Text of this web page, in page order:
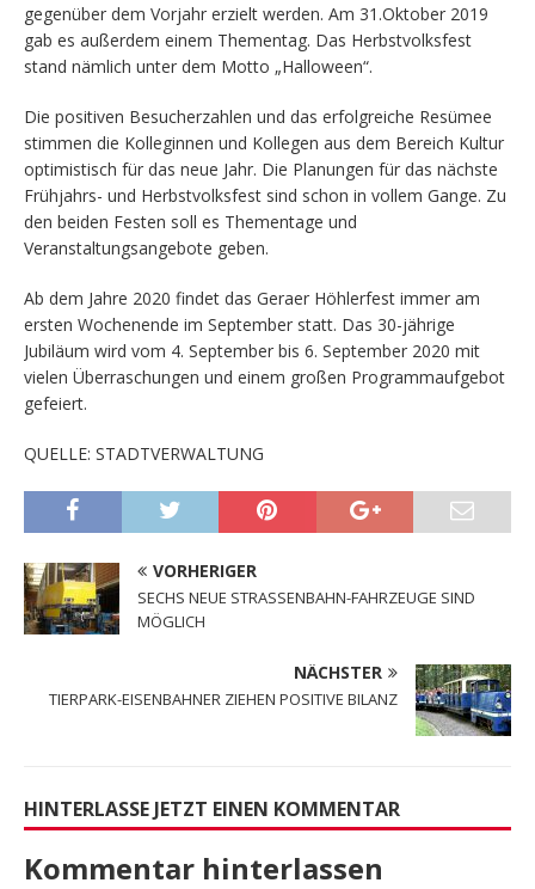
gegenüber dem Vorjahr erzielt werden. Am 31.Oktober 2019
gab es außerdem einem Thementag. Das Herbstvolksfest
stand nämlich unter dem Motto „Halloween“.
Die positiven Besucherzahlen und das erfolgreiche Resümee
stimmen die Kolleginnen und Kollegen aus dem Bereich Kultur
optimistisch für das neue Jahr. Die Planungen für das nächste
Frühjahrs- und Herbstvolksfest sind schon in vollem Gange. Zu
den beiden Festen soll es Thementage und
Veranstaltungsangebote geben.
Ab dem Jahre 2020 findet das Geraer Höhlerfest immer am
ersten Wochenende im September statt. Das 30-jährige
Jubiläum wird vom 4. September bis 6. September 2020 mit
vielen Überraschungen und einem großen Programmaufgebot
gefeiert.
QUELLE: STADTVERWALTUNG
VORHERIGER
SECHS NEUE STRASSENBAHN-FAHRZEUGE SIND
MÖGLICH
NÄCHSTER
TIERPARK-EISENBAHNER ZIEHEN POSITIVE BILANZ
HINTERLASSE JETZT EINEN KOMMENTAR
Kommentar hinterlassen